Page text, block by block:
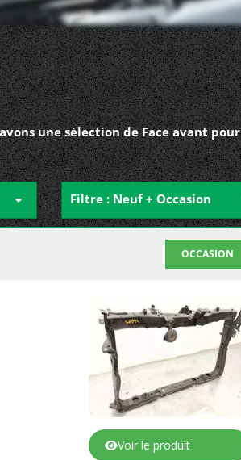
une sélection de Face avant pour
 Filtre : Neuf + Occasion
OCCASION
Voir le produit